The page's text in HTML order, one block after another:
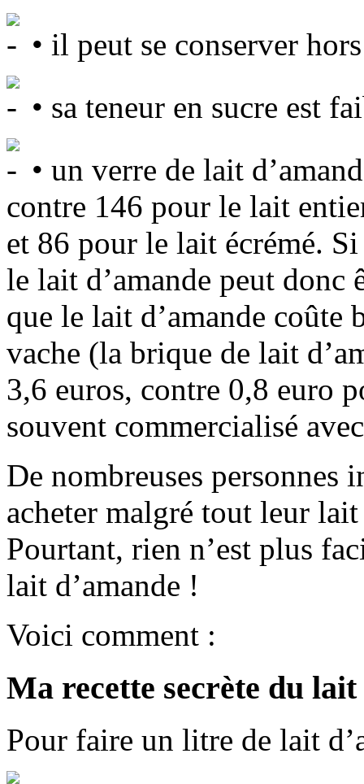
• il peut se conserver
• sa teneur en sucre est
• un verre de lait
contre 146 pour le lait
et 86 pour le lait écrémé.
le lait d’amande peut donc
que le lait d’amande coûte
vache (la brique de lait
3,6 euros, contre 0,8 euro
souvent commercialisé
De nombreuses personnes
acheter malgré tout leur lait
Pourtant, rien n’est plus
lait d’amande !
Voici comment :
Ma recette secrète du lait
Pour faire un litre de lait